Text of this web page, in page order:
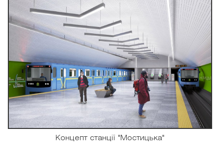
Концепт станції "Мостицька"